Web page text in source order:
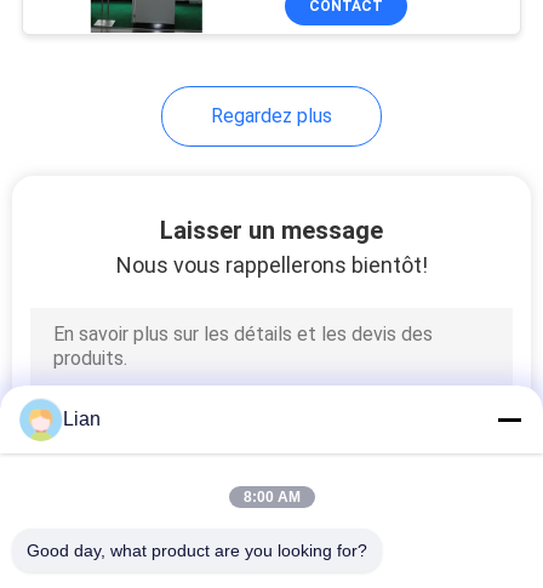
CONTACT
Regardez plus
Laisser un message
Nous vous rappellerons bientôt!
Lian
8:00 AM
Good day, what product are you looking for?